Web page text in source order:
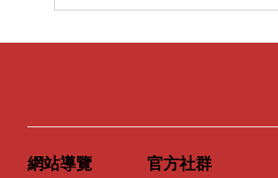
如何使用蝶映藝術平台：創作
參加的聯展、可以付費上架的網
的負荷。真正稀缺的是另一件事
網站導覽 官方社群